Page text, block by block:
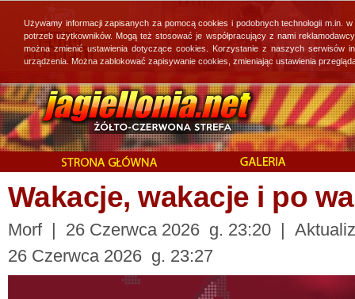
Wakacje, wakacje i po
Morf | 26 Czerwca 2026 g. 23:20 |
26 Czerwca 2026 g. 23:27
Używamy informacji zapisanych za pomocą cookies i podobnych technologii
potrzeb użytkowników. Mogą też stosować je współpracujący z nami
można zmienić ustawienia dotyczące cookies. Korzystanie z naszych
urządzenia. Można zablokować zapisywanie cookies, zmieniając ustawienia